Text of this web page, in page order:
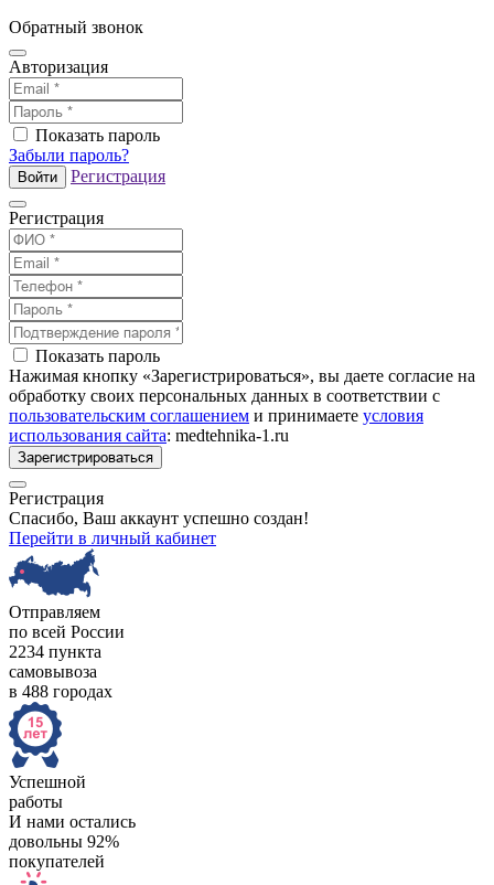
Обратный звонок
Авторизация
Показать пароль
Забыли пароль?
Войти Регистрация
Регистрация
Показать пароль
Нажимая кнопку «Зарегистрироваться», вы даете согласие на
обработку своих персональных данных в соответствии с
пользовательским соглашением и принимаете условия
использования сайта: medtehnika-1.ru
Зарегистрироваться
Регистрация
Спасибо, Ваш аккаунт успешно создан!
Перейти в личный кабинет
Отправляем
по всей России
2234 пункта
самовывоза
в 488 городах
Успешной
работы
И нами остались
довольны 92%
покупателей